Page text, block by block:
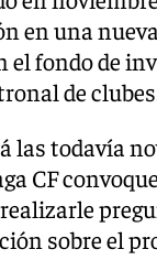
en una
el fondo de
de
las todavía
CF
realizarle
sobre el